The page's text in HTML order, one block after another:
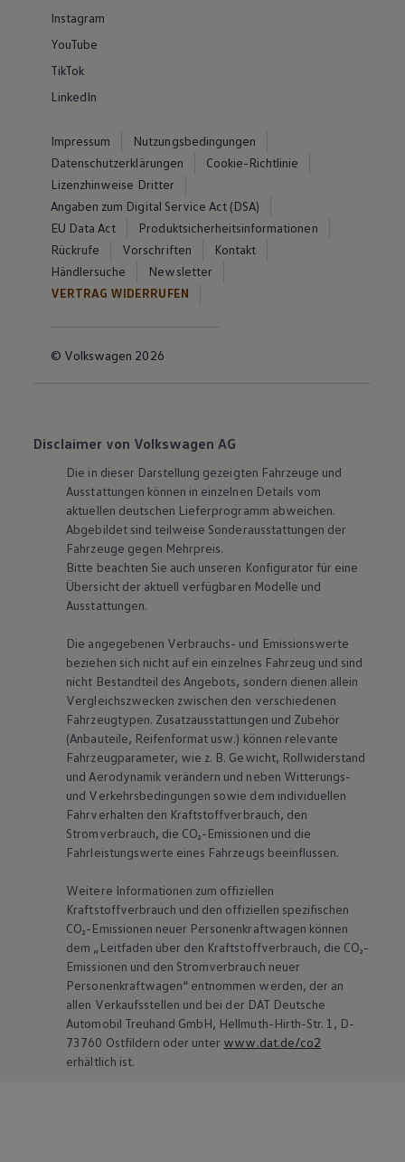
Instagram
YouTube
TikTok
LinkedIn
Impressum
Nutzungsbedingungen
Datenschutzerklärungen
Cookie-Richtlinie
Lizenzhinweise Dritter
Angaben zum Digital Service Act (DSA)
EU Data Act
Produktsicherheitsinformationen
Rückrufe
Vorschriften
Kontakt
Händlersuche
Newsletter
VERTRAG WIDERRUFEN
© Volkswagen 2026
Disclaimer von Volkswagen AG
Die in dieser Darstellung gezeigten Fahrzeuge und
Ausstattungen können in einzelnen Details vom
aktuellen deutschen Lieferprogramm abweichen.
Abgebildet sind teilweise Sonderausstattungen der
Fahrzeuge gegen Mehrpreis.
Bitte beachten Sie auch unseren Konfigurator für eine
Übersicht der aktuell verfügbaren Modelle und
Ausstattungen.
Die angegebenen Verbrauchs- und Emissionswerte
beziehen sich nicht auf ein einzelnes Fahrzeug und sind
nicht Bestandteil des Angebots, sondern dienen allein
Vergleichszwecken zwischen den verschiedenen
Fahrzeugtypen. Zusatzausstattungen und Zubehör
(Anbauteile, Reifenformat usw.) können relevante
Fahrzeugparameter, wie z. B. Gewicht, Rollwiderstand
und Aerodynamik verändern und neben Witterungs-
und Verkehrsbedingungen sowie dem individuellen
Fahrverhalten den Kraftstoffverbrauch, den
Stromverbrauch, die CO₂-Emissionen und die
Fahrleistungswerte eines Fahrzeugs beeinflussen.
Weitere Informationen zum offiziellen
Kraftstoffverbrauch und den offiziellen spezifischen
CO₂-Emissionen neuer Personenkraftwagen können
dem „Leitfaden über den Kraftstoffverbrauch, die CO₂-
Emissionen und den Stromverbrauch neuer
Personenkraftwagen“ entnommen werden, der an
allen Verkaufsstellen und bei der DAT Deutsche
Automobil Treuhand GmbH, Hellmuth-Hirth-Str. 1, D-
73760 Ostfildern oder unter www.dat.de/co2
erhältlich ist.